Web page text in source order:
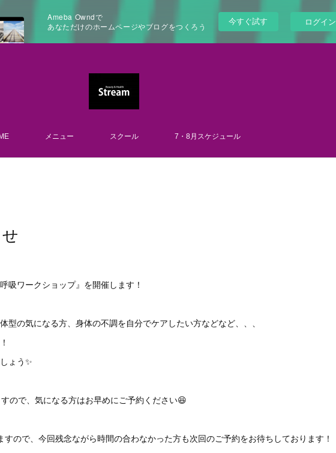
Ameba Owndで
あなただけのホームページやブログをつくろう
今すぐ試す ログイン
メニュー スクール 7・8月スケジュール
吸ワークショップ』を開催します！
型の気になる方、身体の不調を自分でケアしたい方などなど、、、
ょう✨
ので、気になる方はお早めにご予約ください😆
ので、今回残念ながら時間の合わなかった方も次回のご予約をお待ちしております！